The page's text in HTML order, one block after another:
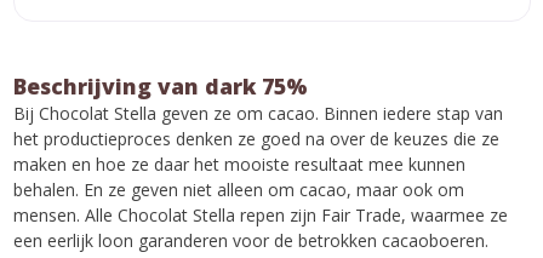
Beschrijving van dark 75%
Bij Chocolat Stella geven ze om cacao. Binnen iedere stap van
het productieproces denken ze goed na over de keuzes die ze
maken en hoe ze daar het mooiste resultaat mee kunnen
behalen. En ze geven niet alleen om cacao, maar ook om
mensen. Alle Chocolat Stella repen zijn Fair Trade, waarmee ze
een eerlijk loon garanderen voor de betrokken cacaoboeren.